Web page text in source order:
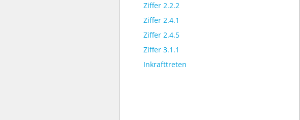
Ziffer 2.2.2
Ziffer 2.4.1
Ziffer 2.4.5
Ziffer 3.1.1
Inkrafttreten